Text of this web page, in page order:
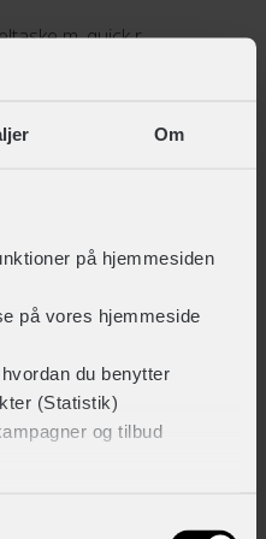
Om
på hjemmesiden
på vores hjemmeside
du benytter
(Statistik)
og tilbud
INNERGY+ Sadeltaske m. quick release
Race
MTB/Tour